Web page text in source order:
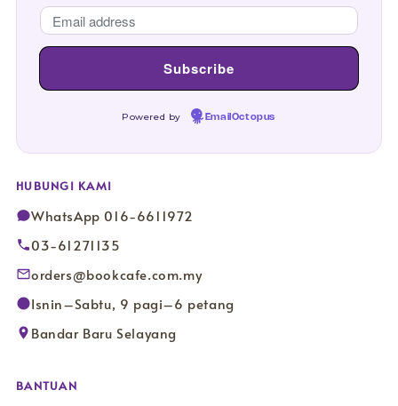
Powered by EmailOctopus
HUBUNGI KAMI
WhatsApp 016-6611972
03-61271135
orders@bookcafe.com.my
Isnin–Sabtu, 9 pagi–6 petang
Bandar Baru Selayang
BANTUAN